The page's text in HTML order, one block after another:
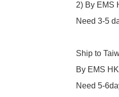
2) By EMS
Need 3-5
Ship to
By EMS
Need 5-